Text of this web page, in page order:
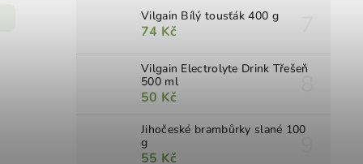
Vilgain Bílý tousťák 400 g
74 Kč
Vilgain Electrolyte Drink Třešeň
500 ml
50 Kč
Jihočeské brambůrky slané 100
g
55 Kč